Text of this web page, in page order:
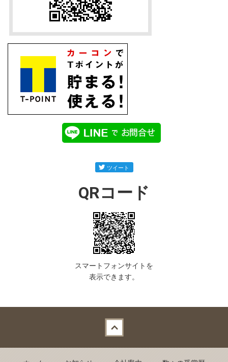
QRコード
スマートフォンサイトを
表示できます。
Back to top